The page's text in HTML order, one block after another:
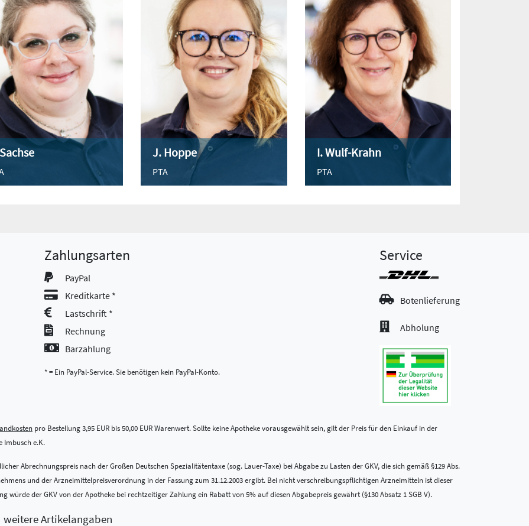
J. Hoppe
PTA
I. Wulf-Krahn
PTA
Zahlungsarten
PayPal
Kreditkarte *
Lastschrift *
Rechnung
Barzahlung
* = Ein PayPal-Service. Sie benötigen kein PayPal-Konto.
Service
Botenlieferung
Abholung
pro Bestellung 3,95 EUR bis 50,00 EUR Warenwert. Sollte keine Apotheke vorausgewählt sein, gilt der Preis für den Einkauf in der
Imbusch e.K.
Abrechnungspreis nach der Großen Deutschen Spezialitätentaxe (sog. Lauer-Taxe) bei Abgabe zu Lasten der GKV, die sich gemäß §129 Abs.
und der Arzneimittelpreisverordnung in der Fassung zum 31.12.2003 ergibt. Bei nicht verschreibungspflichtigen Arzneimitteln ist dieser
würde der GKV von der Apotheke bei rechtzeitiger Zahlung ein Rabatt von 5% auf diesen Abgabepreis gewährt (§130 Absatz 1 SGB V).
Artikelangaben